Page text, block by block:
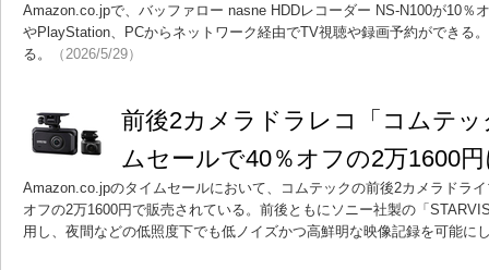
Amazon.co.jpで、バッファロー nasne HDDレコーダー NS-N100が10％
やPlayStation、PCからネットワーク経由でTV視聴や録画予約ができる
る。
（2026/5/29）
前後2カメラドラレコ「コムテ
ムセールで40％オフの2万1600
Amazon.co.jpのタイムセールにおいて、コムテックの前後2カメラドラ
オフの2万1600円で販売されている。前後ともにソニー社製の「
用し、夜間などの低照度下でも低ノイズかつ高鮮明な映像記録を可能に